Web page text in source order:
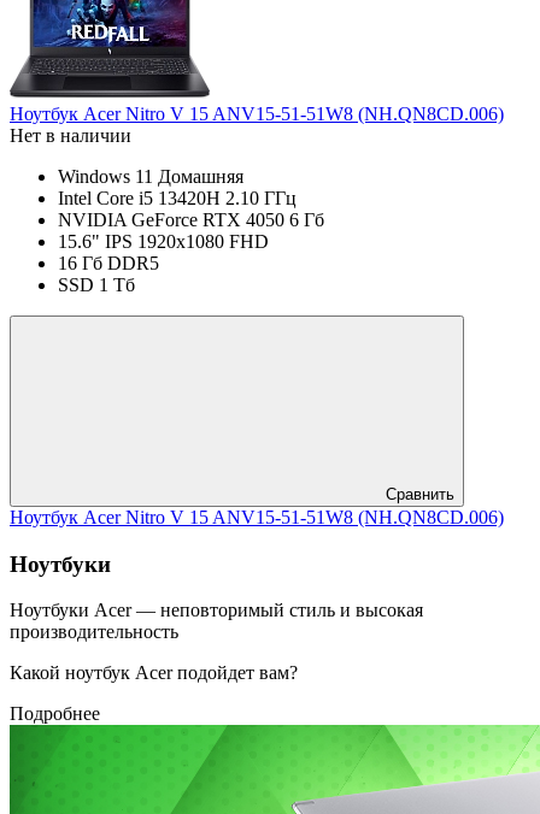
Ноутбук Acer Nitro V 15 ANV15-51-51W8 (NH.QN8CD.006)
Нет в наличии
Windows 11 Домашняя
Intel Core i5 13420H 2.10 ГГц
NVIDIA GeForce RTX 4050 6 Гб
15.6" IPS 1920x1080 FHD
16 Гб DDR5
SSD 1 Тб
Сравнить
Ноутбук Acer Nitro V 15 ANV15-51-51W8 (NH.QN8CD.006)
Ноутбуки
Ноутбуки Acer — неповторимый стиль и высокая
производительность
Какой ноутбук Acer подойдет вам?
Подробнее